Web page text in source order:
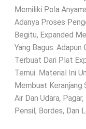
Memiliki Pola
Adanya Proses
Begitu, Expanded
Yang Bagus. Adapun
Terbuat Dari Plat
Temui. Material Ini
Membuat Keranjang
Air Dan Udara,
Pensil, Bordes, Dan